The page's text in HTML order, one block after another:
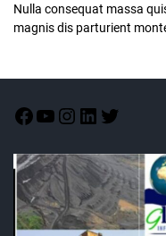
Nulla consequat massa
magnis dis parturient